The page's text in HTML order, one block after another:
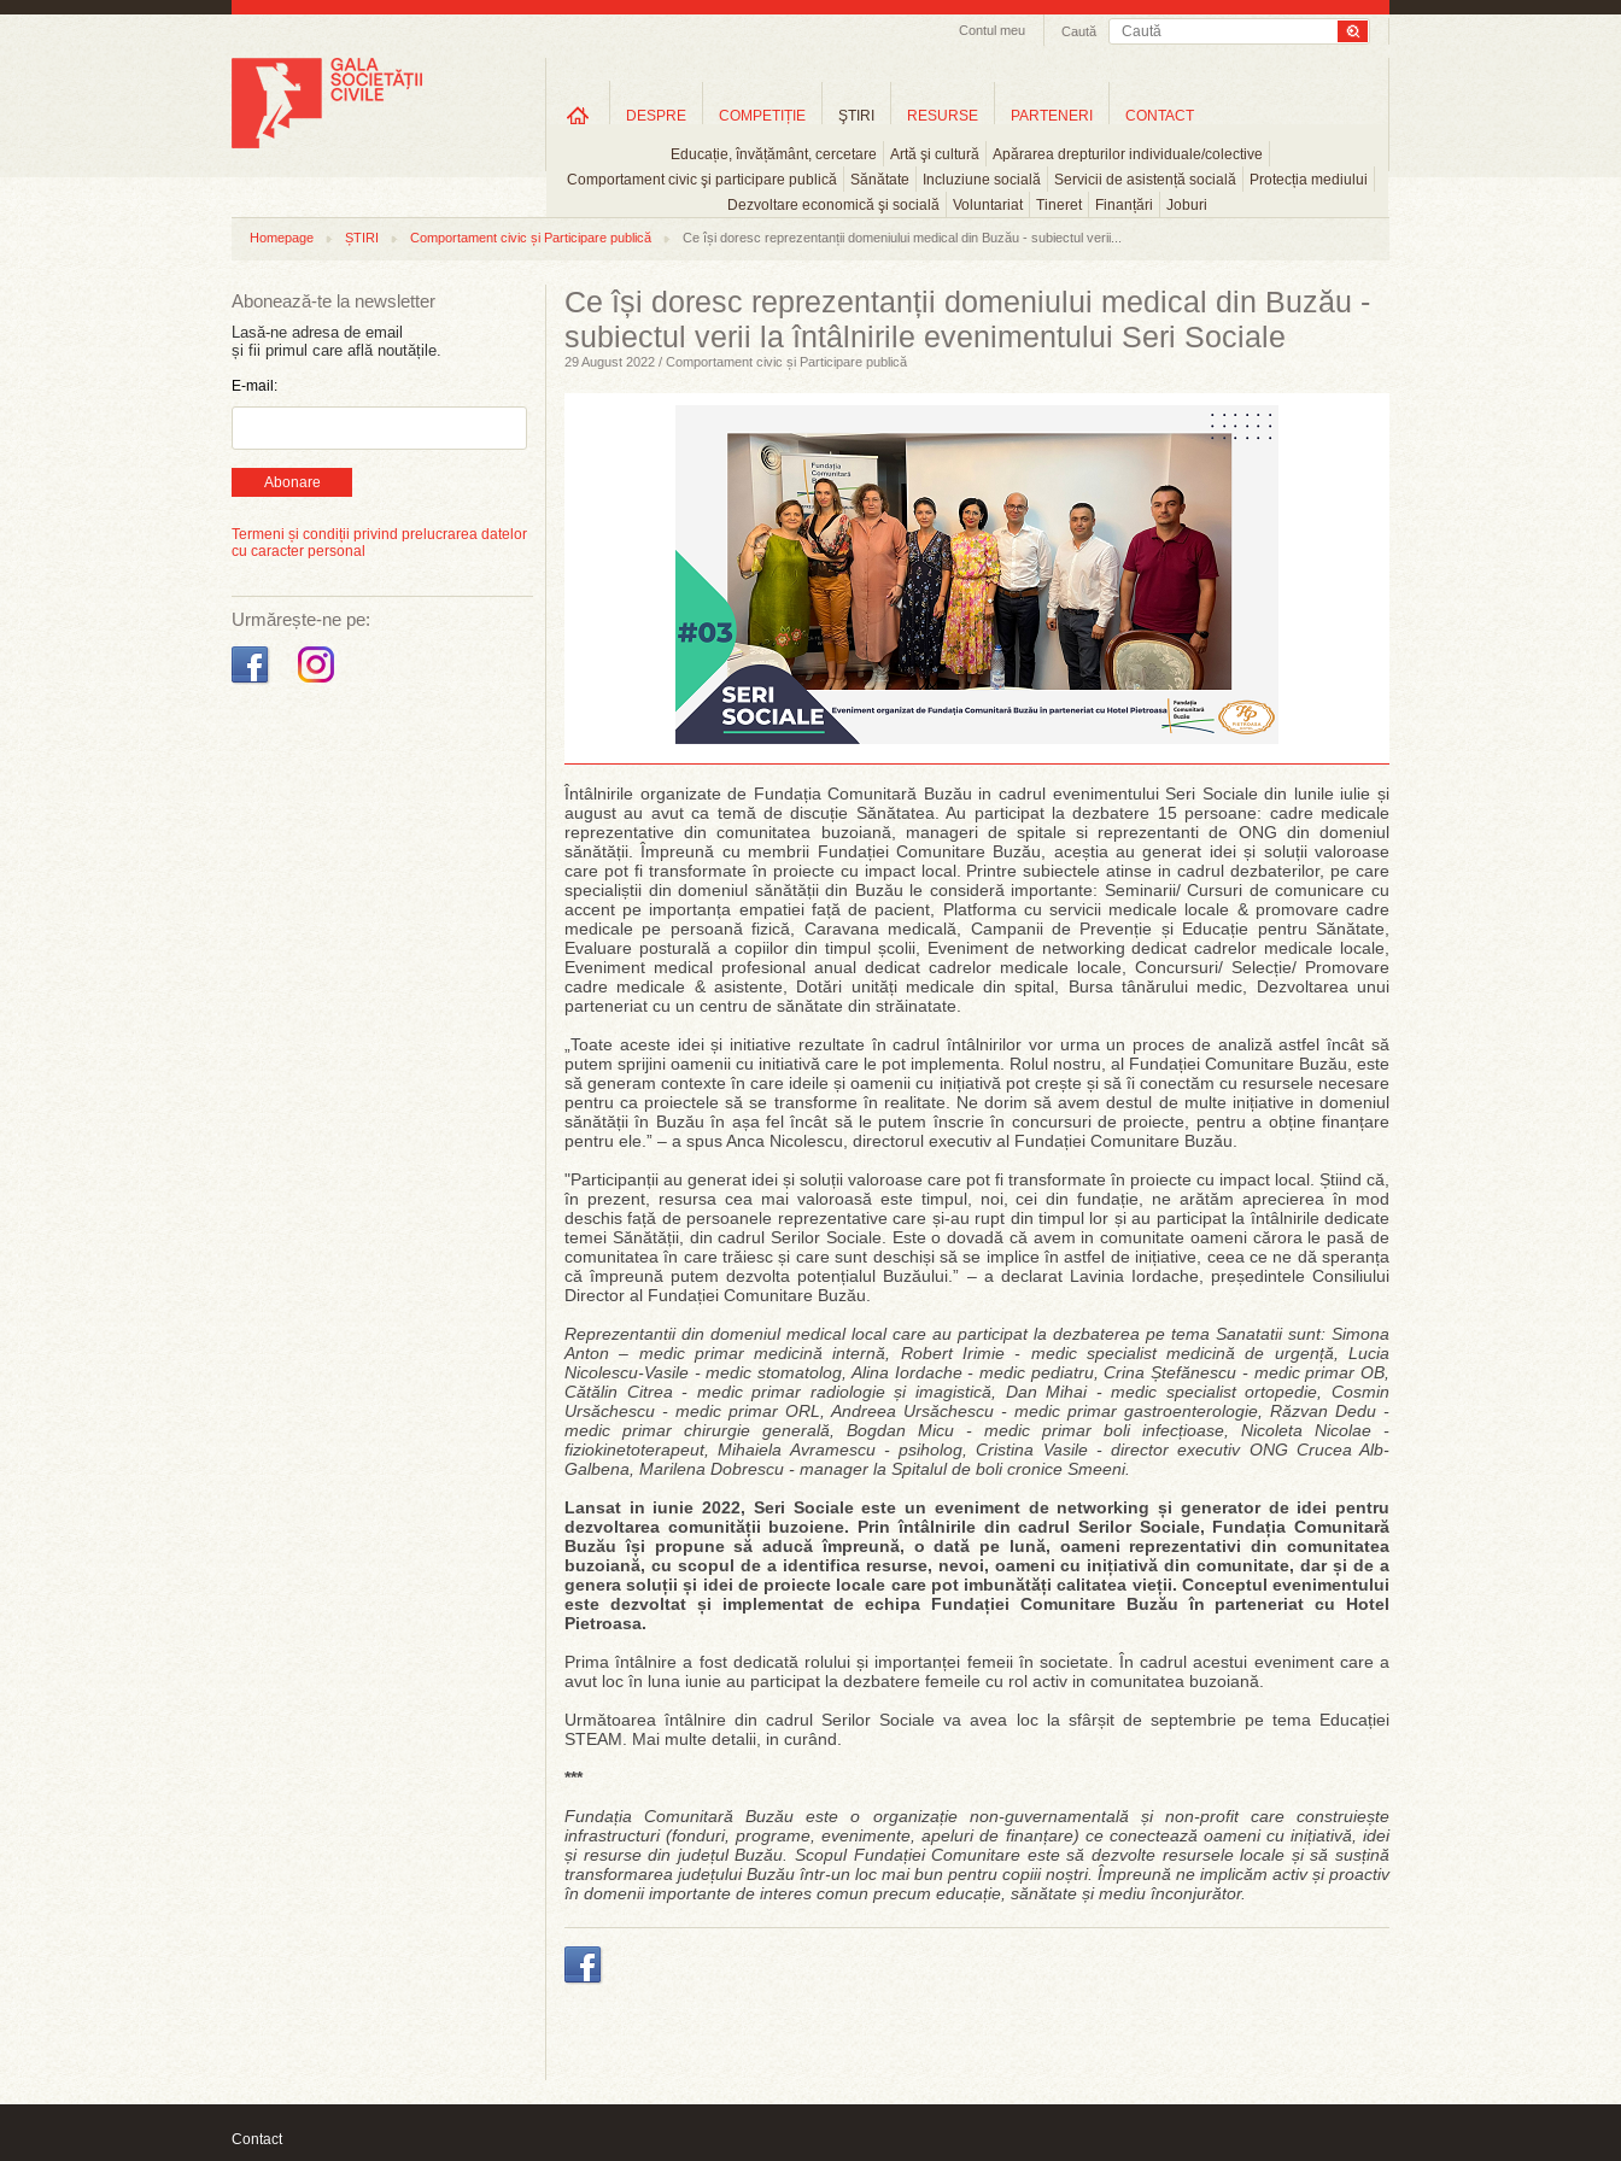
Caută
Contul meu
DESPRE COMPETIȚIE ŞTIRI
Educație, învățământ, cercetare Artă şi cultură
Apărarea drepturilor individuale/colective
Comportament civic şi participare publică
Sănătate Incluziune socială Servicii de asistență socială
Protecția mediului
Dezvoltare economică şi socială
Voluntariat Tineret Finanțări Joburi
RESURSE PARTENERI CONTACT
Homepage ȘTIRI Comportament civic și Participare publică Ce își doresc reprezentanții domeniului medical din Buzău - subiectul verii...
Abonează-te la newsletter
Lasă-ne adresa de email
și fii primul care află noutățile.
E-mail:
Abonare
Termeni și condiții privind prelucrarea datelor
cu caracter personal
Urmărește-ne pe:
Ce își doresc reprezentanții domeniului medical din Buzău -
subiectul verii la întâlnirile evenimentului Seri Sociale
29 August 2022 / Comportament civic și Participare publică
Întâlnirile organizate de Fundația Comunitară Buzău in cadrul evenimentului Seri Sociale din lunile iulie și
august au avut ca temă de discuție Sănătatea. Au participat la dezbatere 15 persoane: cadre medicale
reprezentative din comunitatea buzoiană, manageri de spitale si reprezentanti de ONG din domeniul
sănătății. Împreună cu membrii Fundației Comunitare Buzău, aceștia au generat idei și soluții valoroase
care pot fi transformate în proiecte cu impact local. Printre subiectele atinse in cadrul dezbaterilor, pe care
specialiștii din domeniul sănătății din Buzău le consideră importante: Seminarii/ Cursuri de comunicare cu
accent pe importanța empatiei față de pacient, Platforma cu servicii medicale locale & promovare cadre
medicale pe persoană fizică, Caravana medicală, Campanii de Prevenție și Educație pentru Sănătate,
Evaluare posturală a copiilor din timpul școlii, Eveniment de networking dedicat cadrelor medicale locale,
Eveniment medical profesional anual dedicat cadrelor medicale locale, Concursuri/ Selecție/ Promovare
cadre medicale & asistente, Dotări unități medicale din spital, Bursa tânărului medic, Dezvoltarea unui
parteneriat cu un centru de sănătate din străinatate.
„Toate aceste idei și initiative rezultate în cadrul întâlnirilor vor urma un proces de analiză astfel încât să
putem sprijini oamenii cu initiativă care le pot implementa. Rolul nostru, al Fundației Comunitare Buzău, este
să generam contexte în care ideile și oamenii cu inițiativă pot crește și să îi conectăm cu resursele necesare
pentru ca proiectele să se transforme în realitate. Ne dorim să avem destul de multe inițiative in domeniul
sănătății în Buzău în așa fel încât să le putem înscrie în concursuri de proiecte, pentru a obține finanțare
pentru ele.” – a spus Anca Nicolescu, directorul executiv al Fundației Comunitare Buzău.
"Participanții au generat idei și soluții valoroase care pot fi transformate în proiecte cu impact local. Știind că,
în prezent, resursa cea mai valoroasă este timpul, noi, cei din fundație, ne arătăm aprecierea în mod
deschis față de persoanele reprezentative care și-au rupt din timpul lor și au participat la întâlnirile dedicate
temei Sănătății, din cadrul Serilor Sociale. Este o dovadă că avem in comunitate oameni cărora le pasă de
comunitatea în care trăiesc și care sunt deschiși să se implice în astfel de inițiative, ceea ce ne dă speranța
că împreună putem dezvolta potențialul Buzăului.” – a declarat Lavinia Iordache, președintele Consiliului
Director al Fundației Comunitare Buzău.
Reprezentantii din domeniul medical local care au participat la dezbaterea pe tema Sanatatii sunt: Simona
Anton – medic primar medicină internă, Robert Irimie - medic specialist medicină de urgență, Lucia
Nicolescu-Vasile - medic stomatolog, Alina Iordache - medic pediatru, Crina Ștefănescu - medic primar OB,
Cătălin Citrea - medic primar radiologie și imagistică, Dan Mihai - medic specialist ortopedie, Cosmin
Ursăchescu - medic primar ORL, Andreea Ursăchescu - medic primar gastroenterologie, Răzvan Dedu -
medic primar chirurgie generală, Bogdan Micu - medic primar boli infecțioase, Nicoleta Nicolae -
fiziokinetoterapeut, Mihaiela Avramescu - psiholog, Cristina Vasile - director executiv ONG Crucea Alb-
Galbena, Marilena Dobrescu - manager la Spitalul de boli cronice Smeeni.
Lansat in iunie 2022, Seri Sociale este un eveniment de networking și generator de idei pentru
dezvoltarea comunității buzoiene. Prin întâlnirile din cadrul Serilor Sociale, Fundația Comunitară
Buzău își propune să aducă împreună, o dată pe lună, oameni reprezentativi din comunitatea
buzoiană, cu scopul de a identifica resurse, nevoi, oameni cu inițiativă din comunitate, dar și de a
genera soluții și idei de proiecte locale care pot imbunătăți calitatea vieții. Conceptul evenimentului
este dezvoltat și implementat de echipa Fundației Comunitare Buzău în parteneriat cu Hotel
Pietroasa.
Prima întâlnire a fost dedicată rolului și importanței femeii în societate. În cadrul acestui eveniment care a
avut loc în luna iunie au participat la dezbatere femeile cu rol activ in comunitatea buzoiană.
Următoarea întâlnire din cadrul Serilor Sociale va avea loc la sfârșit de septembrie pe tema Educației
STEAM. Mai multe detalii, in curând.
***
Fundația Comunitară Buzău este o organizație non-guvernamentală și non-profit care construiește
infrastructuri (fonduri, programe, evenimente, apeluri de finanțare) ce conectează oameni cu inițiativă, idei
și resurse din județul Buzău. Scopul Fundației Comunitare este să dezvolte resursele locale și să susțină
transformarea județului Buzău într-un loc mai bun pentru copiii noștri. Împreună ne implicăm activ și proactiv
în domenii importante de interes comun precum educație, sănătate și mediu înconjurător.
Contact